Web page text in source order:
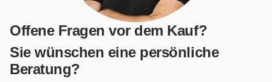
Offene Fragen vor dem Kauf?
Sie wünschen eine persönliche
Beratung?